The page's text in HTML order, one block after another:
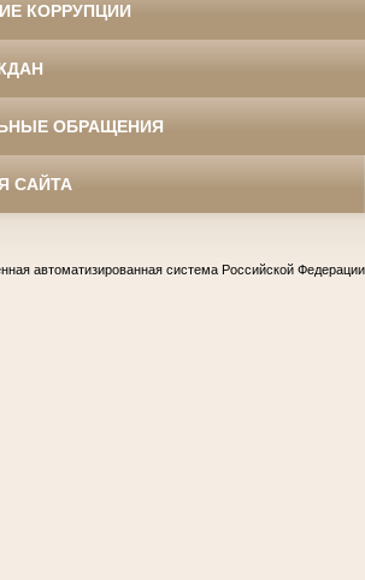
КОРРУПЦИИ
ОБРАЩЕНИЯ
САЙТА
автоматизированная система Российской